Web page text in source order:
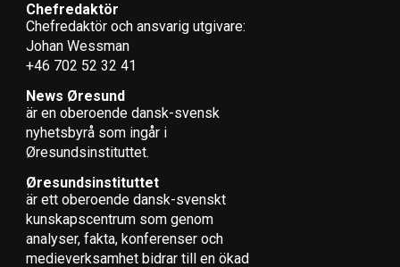
Chefredaktör
Chefredaktör och ansvarig utgivare:
Johan Wessman
+46 702 52 32 41
News Øresund
är en oberoende dansk-svensk
nyhets­byrå som ingår i
Øresundsinstituttet.
Øresundsinstituttet
är ett oberoende dansk-svenskt
kunskapscentrum som genom
analyser, fakta, konferenser och
medieverksamhet bidrar till en ökad